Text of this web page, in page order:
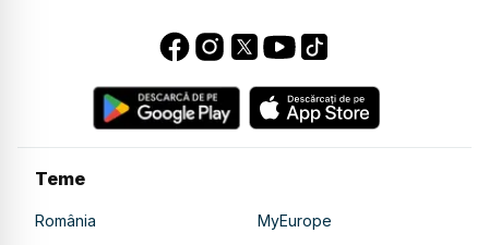
Teme
România
MyEurope